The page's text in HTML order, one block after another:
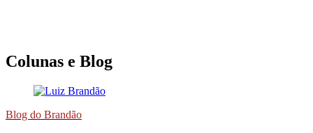
Colunas e Blog
Blog do Brandão